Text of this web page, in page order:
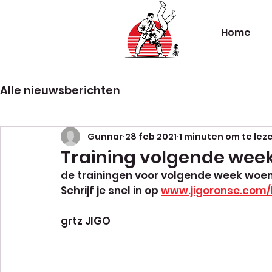
Home
Alle nieuwsberichten
Training volgende
Gunnar 28 feb 2021 1 minuten om te
de trainingen voor volgende week
Schrijf je snel in op
grtz JIGO